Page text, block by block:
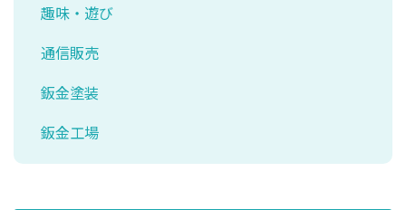
趣味・遊び
通信販売
鈑金塗装
鈑金工場